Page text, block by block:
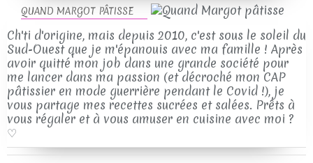
QUAND MARGOT PÂTISSE
Ch'ti d'origine, mais depuis 2010, c'est sous le soleil du
Sud-Ouest que je m'épanouis avec ma famille ! Après
avoir quitté mon job dans une grande société pour
me lancer dans ma passion (et décroché mon CAP
pâtissier en mode guerrière pendant le Covid !), je
vous partage mes recettes sucrées et salées. Prêts à
vous régaler et à vous amuser en cuisine avec moi ?
♡